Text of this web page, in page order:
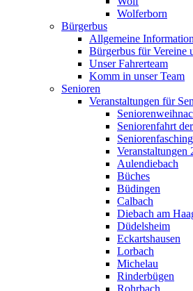
Wolferborn
Bürgerbus
Allgemeine
Bürgerbus für Vereine
Unser Fahrerteam
Komm in unser Team
Senioren
Veranstaltungen für
Seniorenfahrt
Veranstaltungen
Aulendiebach
Büches
Büdingen
Calbach
Diebach am
Düdelsheim
Eckartshausen
Lorbach
Michelau
Rinderbügen
Rohrbach